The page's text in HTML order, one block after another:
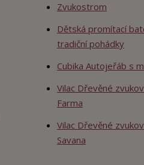
Zvukostrom
Dětská promítací
tradiční pohádky
Cubika Autojeřáb s
Vilac Dřevěné
Farma
Vilac Dřevěné
Savana